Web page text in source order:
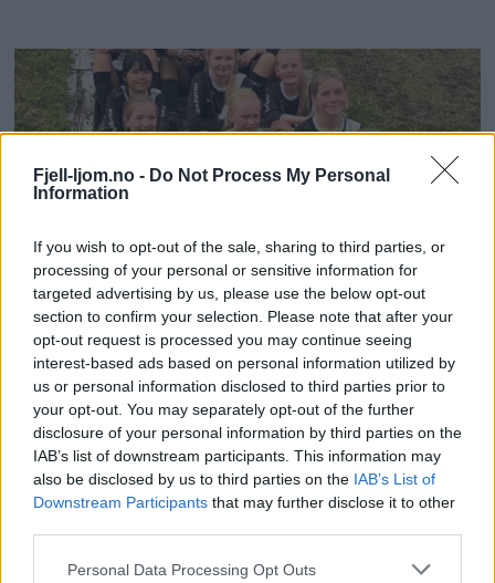
Fjell-ljom.no - Do Not Process My Personal
Information
If you wish to opt-out of the sale, sharing to third parties, or
processing of your personal or sensitive information for
targeted advertising by us, please use the below opt-out
section to confirm your selection. Please note that after your
opt-out request is processed you may continue seeing
interest-based ads based on personal information utilized by
us or personal information disclosed to third parties prior to
your opt-out. You may separately opt-out of the further
disclosure of your personal information by third parties on the
IAB’s list of downstream participants. This information may
also be disclosed by us to third parties on the IAB’s List of
Downstream Participants that may further disclose it to other
Personal Data Processing Opt Outs